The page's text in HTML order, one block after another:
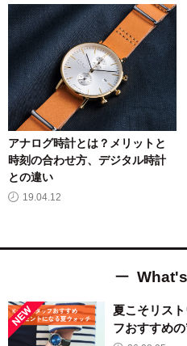
アナログ時計とは？メリットと
時刻の合わせ方、デジタル時計
との違い
19.04.12
夏こそリス
フおすすめ